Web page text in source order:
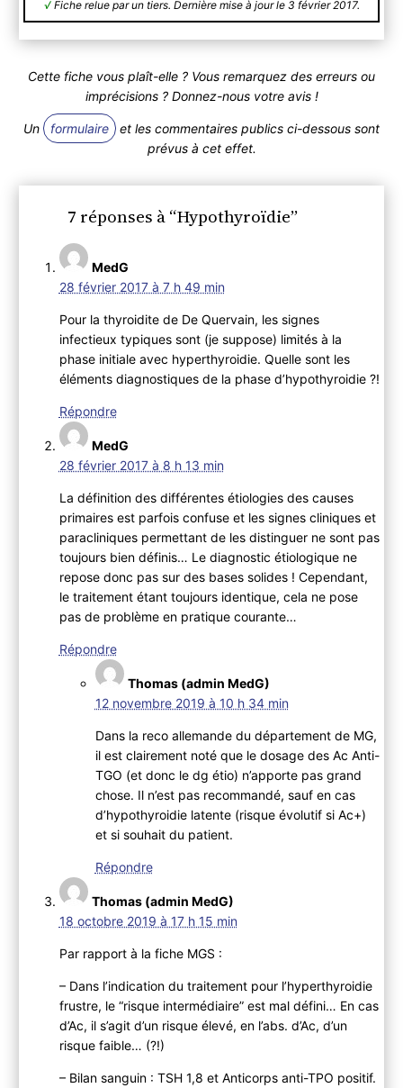
√Fiche relue par un tiers. Dernière mise à jour le 3 février 2017.
Cette fiche vous plaît-elle ? Vous remarquez des erreurs ou
imprécisions ? Donnez-nous votre avis !
Un formulaire
et les commentaires publics ci-dessous sont
prévus à cet effet.
7 réponses à “Hypothyroïdie”
MedG
28 février 2017 à 7 h 49 min
Pour la thyroidite de De Quervain, les signes
infectieux typiques sont (je suppose) limités à la
phase initiale avec hyperthyroidie. Quelle sont les
éléments diagnostiques de la phase d’hypothyroidie ?!
Répondre
MedG
28 février 2017 à 8 h 13 min
La définition des différentes étiologies des causes
primaires est parfois confuse et les signes cliniques et
paracliniques permettant de les distinguer ne sont pas
toujours bien définis… Le diagnostic étiologique ne
repose donc pas sur des bases solides ! Cependant,
le traitement étant toujours identique, cela ne pose
pas de problème en pratique courante…
Répondre
Thomas (admin MedG)
12 novembre 2019 à 10 h 34 min
Dans la reco allemande du département de MG,
il est clairement noté que le dosage des Ac Anti-
TGO (et donc le dg étio) n’apporte pas grand
chose. Il n’est pas recommandé, sauf en cas
d’hypothyroidie latente (risque évolutif si Ac+)
et si souhait du patient.
Répondre
Thomas (admin MedG)
18 octobre 2019 à 17 h 15 min
Par rapport à la fiche MGS :
– Dans l’indication du traitement pour l’hyperthyroidie
frustre, le “risque intermédiaire” est mal défini… En cas
d’Ac, il s’agit d’un risque élevé, en l’abs. d’Ac, d’un
risque faible… (?!)
– Bilan sanguin : TSH 1,8 et Anticorps anti-TPO positif.